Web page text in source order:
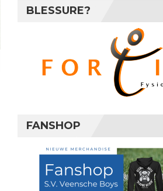
BLESSURE?
FANSHOP